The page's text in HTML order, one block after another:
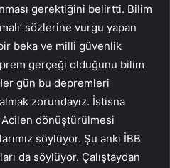
gerektiğini belirtti. Bilim
sözlerine vurgu yapan
beka ve milli güvenlik
gerçeği olduğunu bilim
gün bu depremleri
zorundayız. İstisna
Acilen dönüştürülmesi
söylüyor. Şu anki İBB
da söylüyor. Çalıştaydan